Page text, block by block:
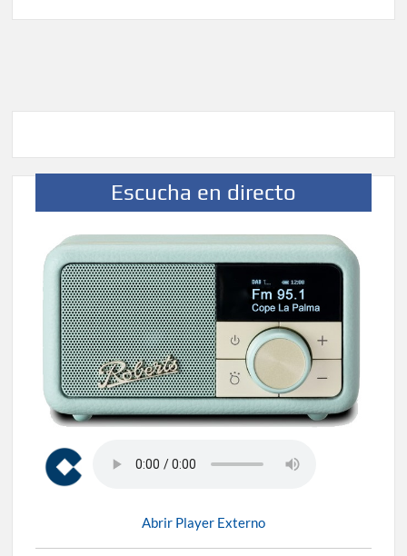
Escucha en directo
Abrir Player Externo